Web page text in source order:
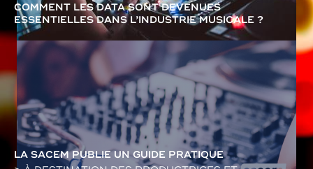
COMMENT LES DATA SONT DEVENUES
ESSENTIELLES DANS L’INDUSTRIE MUSICALE ?
LA SACEM PUBLIE UN GUIDE PRATIQUE